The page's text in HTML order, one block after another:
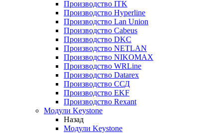
Производство ITK
Производство Hyperline
Производство Lan Union
Производство Cabeus
Производство DKC
Производство NETLAN
Производство NIKOMAX
Производство WRLine
Производство Datarex
Производство ССД
Производство EKF
Производство Rexant
Модули Keystone
Назад
Модули Keystone